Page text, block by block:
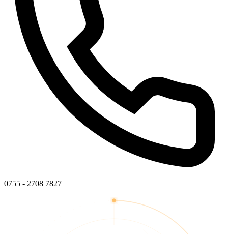
0755 - 2708 7827